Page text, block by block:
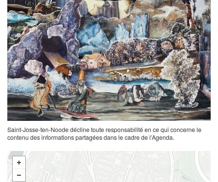
Saint-Josse-ten-Noode décline toute responsabilité en ce qui concerne le
contenu des informations partagées dans le cadre de l’Agenda.